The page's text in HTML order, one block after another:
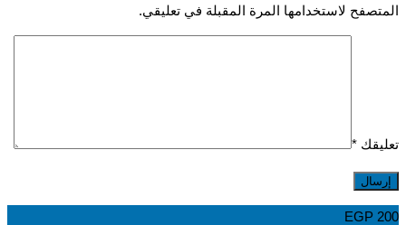
لاستخدامها المرة المقبلة في تعليقي.
*
EGP